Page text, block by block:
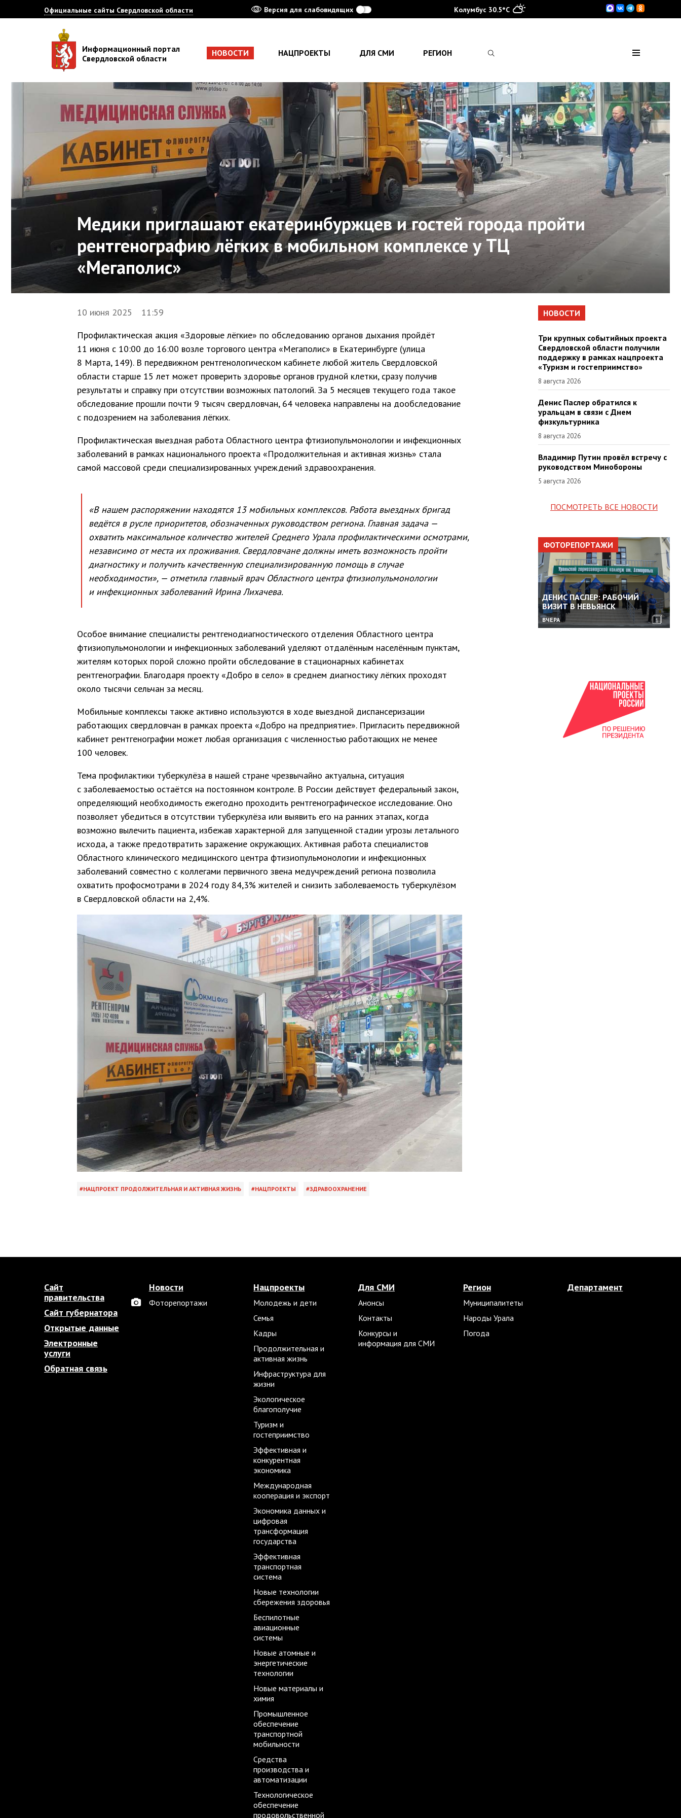
Официальные сайты Свердловской области Версия для слабовидящих Колумбус 30.5°C
Информационный портал
Свердловской области
НОВОСТИ НАЦПРОЕКТЫ ДЛЯ СМИ РЕГИОН
Медики приглашают екатеринбуржцев и гостей города пройти
рентгенографию лёгких в мобильном комплексе у ТЦ
«Мегаполис»
10 июня 2025 11:59
Профилактическая акция «Здоровые лёгкие» по обследованию органов дыхания пройдёт
11 июня с 10:00 до 16:00 возле торгового центра «Мегаполис» в Екатеринбурге (улица
8 Марта, 149). В передвижном рентгенологическом кабинете любой житель Свердловской
области старше 15 лет может проверить здоровье органов грудной клетки, сразу получив
результаты и справку при отсутствии возможных патологий. За 5 месяцев текущего года такое
обследование прошли почти 9 тысяч свердловчан, 64 человека направлены на дообследование
с подозрением на заболевания лёгких.
Профилактическая выездная работа Областного центра фтизиопульмонологии и инфекционных
заболеваний в рамках национального проекта «Продолжительная и активная жизнь» стала
самой массовой среди специализированных учреждений здравоохранения.
«В нашем распоряжении находятся 13 мобильных комплексов. Работа выездных бригад
ведётся в русле приоритетов, обозначенных руководством региона. Главная задача —
охватить максимальное количество жителей Среднего Урала профилактическими осмотрами,
независимо от места их проживания. Свердловчане должны иметь возможность пройти
диагностику и получить качественную специализированную помощь в случае
необходимости», — отметила главный врач Областного центра фтизиопульмонологии
и инфекционных заболеваний Ирина Лихачева.
Особое внимание специалисты рентгенодиагностического отделения Областного центра
фтизиопульмонологии и инфекционных заболеваний уделяют отдалённым населённым пунктам,
жителям которых порой сложно пройти обследование в стационарных кабинетах
рентгенографии. Благодаря проекту «Добро в село» в среднем диагностику лёгких проходят
около тысячи сельчан за месяц.
Мобильные комплексы также активно используются в ходе выездной диспансеризации
работающих свердловчан в рамках проекта «Добро на предприятие». Пригласить передвижной
кабинет рентгенографии может любая организация с численностью работающих не менее
100 человек.
Тема профилактики туберкулёза в нашей стране чрезвычайно актуальна, ситуация
с заболеваемостью остаётся на постоянном контроле. В России действует федеральный закон,
определяющий необходимость ежегодно проходить рентгенографическое исследование. Оно
позволяет убедиться в отсутствии туберкулёза или выявить его на ранних этапах, когда
возможно вылечить пациента, избежав характерной для запущенной стадии угрозы летального
исхода, а также предотвратить заражение окружающих. Активная работа специалистов
Областного клинического медицинского центра фтизиопульмонологии и инфекционных
заболеваний совместно с коллегами первичного звена медучреждений региона позволила
охватить профосмотрами в 2024 году 84,3% жителей и снизить заболеваемость туберкулёзом
в Свердловской области на 2,4%.
НАЦПРОЕКТ ПРОДОЛЖИТЕЛЬНАЯ И АКТИВНАЯ ЖИЗНЬ НАЦПРОЕКТЫ ЗДРАВООХРАНЕНИЕ
НОВОСТИ
Три крупных событийных проекта
Свердловской области получили
поддержку в рамках нацпроекта
«Туризм и гостеприимство»
8 августа 2026
Денис Паслер обратился к
уральцам в связи с Днем
физкультурника
8 августа 2026
Владимир Путин провёл встречу с
руководством Минобороны
5 августа 2026
ПОСМОТРЕТЬ ВСЕ НОВОСТИ
ФОТОРЕПОРТАЖИ
ДЕНИС ПАСЛЕР: РАБОЧИЙ
ВИЗИТ В НЕВЬЯНСК
ВЧЕРА 1
Сайт
правительства
Сайт губернатора
Открытые данные
Электронные
услуги
Обратная связь
Новости
Фоторепортажи
Нацпроекты
Молодежь и дети
Семья
Кадры
Продолжительная и
активная жизнь
Инфраструктура для
жизни
Экологическое
благополучие
Туризм и
гостеприимство
Эффективная и
конкурентная
экономика
Международная
кооперация и экспорт
Экономика данных и
цифровая
трансформация
государства
Эффективная
транспортная
система
Новые технологии
сбережения здоровья
Беспилотные
авиационные
системы
Новые атомные и
энергетические
технологии
Новые материалы и
химия
Промышленное
обеспечение
транспортной
мобильности
Средства
производства и
автоматизации
Технологическое
обеспечение
продовольственной
Для СМИ
Анонсы
Контакты
Конкурсы и
информация для СМИ
Регион
Муниципалитеты
Народы Урала
Погода
Департамент